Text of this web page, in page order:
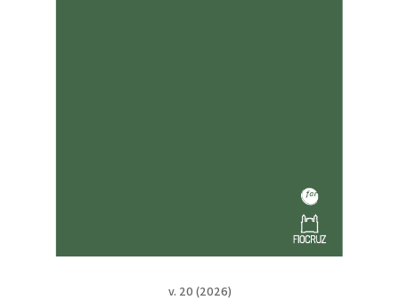
v. 20 (2026)